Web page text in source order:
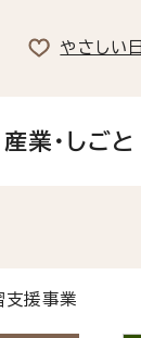
やさしい
産業・しごと
支援事業